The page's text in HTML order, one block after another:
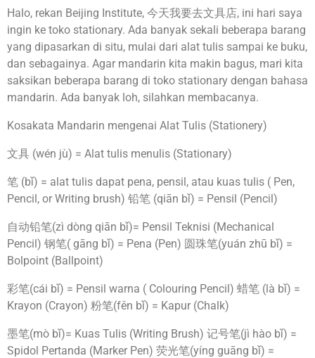
Halo, rekan Beijing Institute, 今天我要去文具店, ini hari saya
ingin ke toko stationary. Ada banyak sekali beberapa barang
yang dipasarkan di situ, mulai dari alat tulis sampai ke buku,
dan sebagainya. Agar mandarin kita makin bagus, mari kita
saksikan beberapa barang di toko stationary dengan bahasa
mandarin. Ada banyak loh, silahkan membacanya.
Kosakata Mandarin mengenai Alat Tulis (Stationery)
文具 (wén jù) = Alat tulis menulis (Stationary)
笔 (bǐ) = alat tulis dapat pena, pensil, atau kuas tulis ( Pen,
Pencil, or Writing brush) 铅笔 (qiān bǐ) = Pensil (Pencil)
自动铅笔(zì dòng qiān bǐ)= Pensil Teknisi (Mechanical
Pencil) 钢笔( gāng bǐ) = Pena (Pen) 圆珠笔(yuán zhū bǐ) =
Bolpoint (Ballpoint)
彩笔(cái bǐ) = Pensil warna ( Colouring Pencil) 蜡笔 (là bǐ) =
Krayon (Crayon) 粉笔(fěn bǐ) = Kapur (Chalk)
墨笔(mò bǐ)= Kuas Tulis (Writing Brush) 记号笔(jì hào bǐ) =
Spidol Pertanda (Marker Pen) 荧光笔(yíng guāng bǐ) =